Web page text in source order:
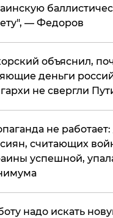
— Федоров
объяснил,
деньги
не свергли
не работает:
считающих
успешной,
надо искать